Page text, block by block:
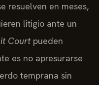
resuelven en meses,
litigio ante un
Courtpueden
es no apresurarse
temprana sin